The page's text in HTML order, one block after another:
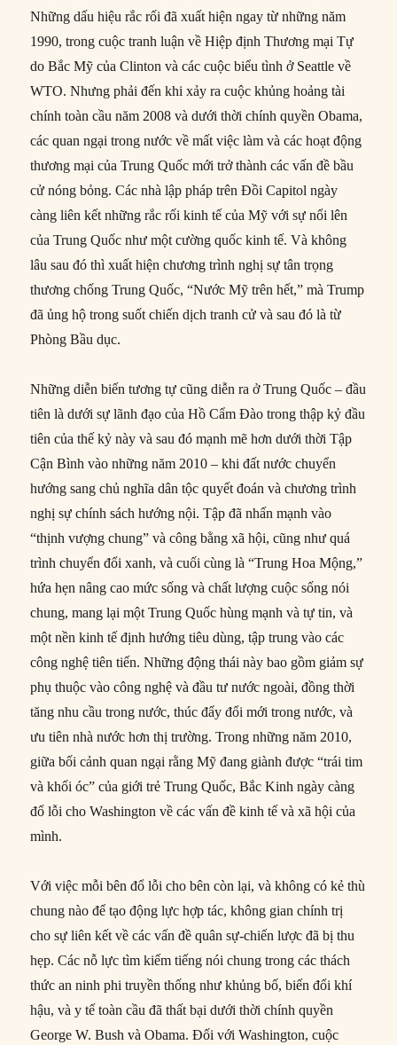
Những dấu hiệu rắc rối đã xuất hiện ngay từ những năm
1990, trong cuộc tranh luận về Hiệp định Thương mại Tự
do Bắc Mỹ của Clinton và các cuộc biểu tình ở Seattle về
WTO. Nhưng phải đến khi xảy ra cuộc khủng hoảng tài
chính toàn cầu năm 2008 và dưới thời chính quyền Obama,
các quan ngại trong nước về mất việc làm và các hoạt động
thương mại của Trung Quốc mới trở thành các vấn đề bầu
cử nóng bỏng. Các nhà lập pháp trên Đồi Capitol ngày
càng liên kết những rắc rối kinh tế của Mỹ với sự nổi lên
của Trung Quốc như một cường quốc kinh tế. Và không
lâu sau đó thì xuất hiện chương trình nghị sự tân trọng
thương chống Trung Quốc, “Nước Mỹ trên hết,” mà Trump
đã ủng hộ trong suốt chiến dịch tranh cử và sau đó là từ
Phòng Bầu dục.
Những diễn biến tương tự cũng diễn ra ở Trung Quốc – đầu
tiên là dưới sự lãnh đạo của Hồ Cẩm Đào trong thập kỷ đầu
tiên của thế kỷ này và sau đó mạnh mẽ hơn dưới thời Tập
Cận Bình vào những năm 2010 – khi đất nước chuyển
hướng sang chủ nghĩa dân tộc quyết đoán và chương trình
nghị sự chính sách hướng nội. Tập đã nhấn mạnh vào
“thịnh vượng chung” và công bằng xã hội, cũng như quá
trình chuyển đổi xanh, và cuối cùng là “Trung Hoa Mộng,”
hứa hẹn nâng cao mức sống và chất lượng cuộc sống nói
chung, mang lại một Trung Quốc hùng mạnh và tự tin, và
một nền kinh tế định hướng tiêu dùng, tập trung vào các
công nghệ tiên tiến. Những động thái này bao gồm giảm sự
phụ thuộc vào công nghệ và đầu tư nước ngoài, đồng thời
tăng nhu cầu trong nước, thúc đẩy đổi mới trong nước, và
ưu tiên nhà nước hơn thị trường. Trong những năm 2010,
giữa bối cảnh quan ngại rằng Mỹ đang giành được “trái tim
và khối óc” của giới trẻ Trung Quốc, Bắc Kinh ngày càng
đổ lỗi cho Washington về các vấn đề kinh tế và xã hội của
mình.
Với việc mỗi bên đổ lỗi cho bên còn lại, và không có kẻ thù
chung nào để tạo động lực hợp tác, không gian chính trị
cho sự liên kết về các vấn đề quân sự-chiến lược đã bị thu
hẹp. Các nỗ lực tìm kiếm tiếng nói chung trong các thách
thức an ninh phi truyền thống như khủng bố, biến đổi khí
hậu, và y tế toàn cầu đã thất bại dưới thời chính quyền
George W. Bush và Obama. Đối với Washington, cuộc